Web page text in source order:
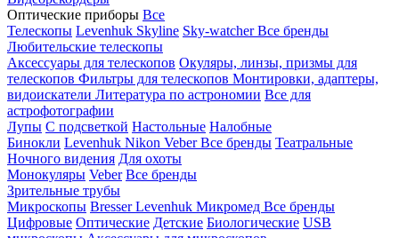
Оптические приборы Все
Телескопы Levenhuk Skyline Sky-watcherВсе бренды
Любительские телескопы
Аксессуары для телескопов Окуляры, линзы, призмы для
телескопов Фильтры для телескопов Монтировки, адаптеры,
видоискатели Литература по астрономии Все для
астрофотографии
Лупы С подсветкой Настольные Налобные
Бинокли Levenhuk Nikon VeberВсе бренды Театральные
Ночного видения Для охоты
Монокуляры Veber Все бренды
Зрительные трубы
Микроскопы BresserLevenhuk Микромед Все бренды
Цифровые Оптические Детские Биологические USB